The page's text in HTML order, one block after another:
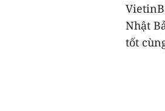
Nhật
tốt